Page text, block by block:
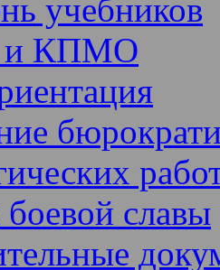
учебников
КПМО
славы